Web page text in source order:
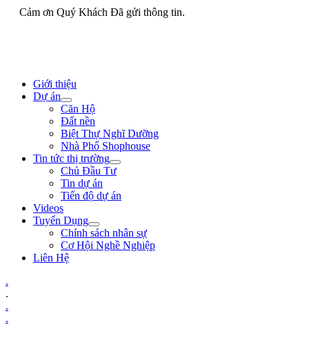
Cảm ơn Quý Khách Đã gửi thông tin.
Giới thiệu
Dự án
Căn Hộ
Đất nền
Biệt Thự Nghĩ Dưỡng
Nhà Phố Shophouse
Tin tức thị trường
Chủ Đầu Tư
Tin dự án
Tiến độ dự án
Videos
Tuyển Dụng
Chính sách nhân sự
Cơ Hội Nghề Nghiệp
Liên Hệ
.
.
.
.